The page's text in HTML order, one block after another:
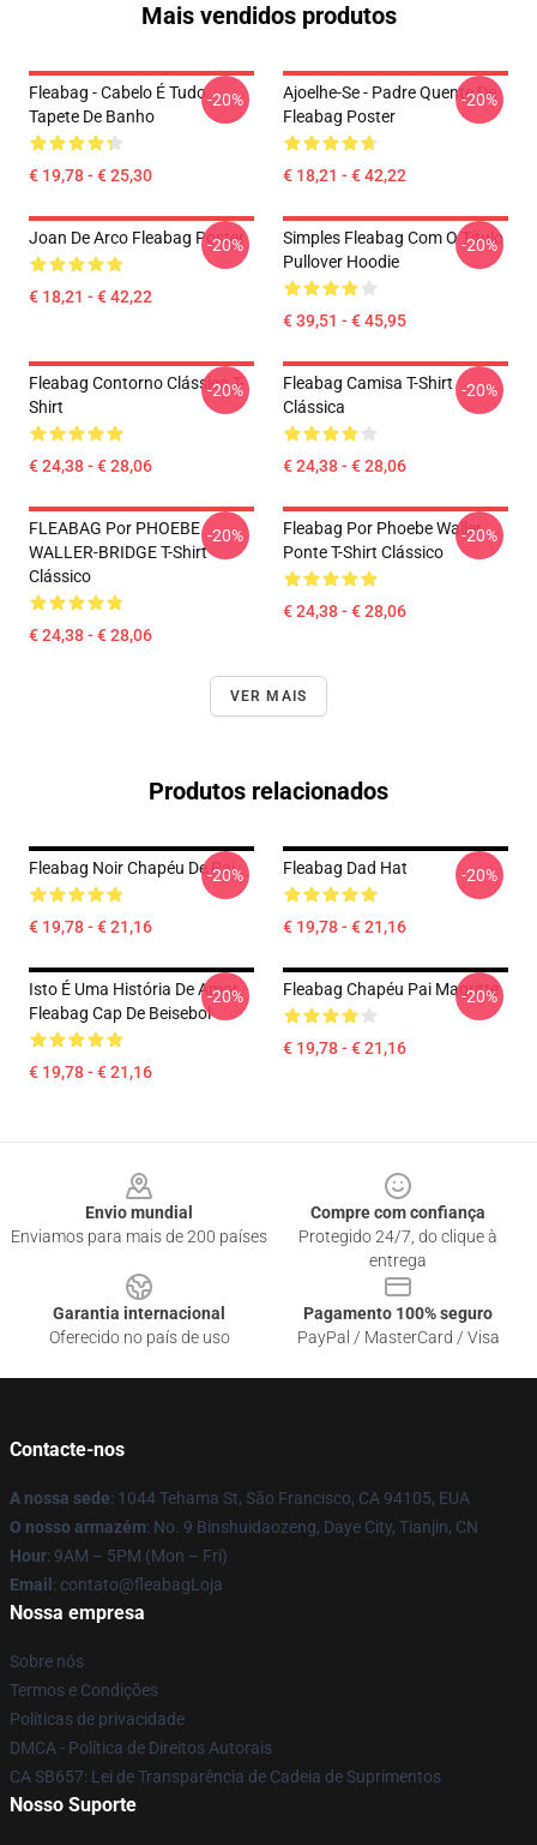
Mais vendidos produtos
Fleabag - Cabelo É Tudo
Tapete De Banho
€ 19,78 - € 25,30
-20%
Ajoelhe-Se - Padre Quente De
Fleabag Poster
€ 18,21 - € 42,22
-20%
Joan De Arco Fleabag Poster
€ 18,21 - € 42,22
-20%
Simples Fleabag Com O Título
Pullover Hoodie
€ 39,51 - € 45,95
-20%
Fleabag Contorno Clássico T-
Shirt
€ 24,38 - € 28,06
-20%
Fleabag Camisa T-Shirt
Clássica
€ 24,38 - € 28,06
-20%
FLEABAG Por PHOEBE
WALLER-BRIDGE T-Shirt
Clássico
€ 24,38 - € 28,06
-20%
Fleabag Por Phoebe Waller
Ponte T-Shirt Clássico
€ 24,38 - € 28,06
-20%
VER MAIS
Produtos relacionados
Fleabag Noir Chapéu De Pai
€ 19,78 - € 21,16
-20% Fleabag Dad Hat
€ 19,78 - € 21,16
-20%
Isto É Uma História De Amor.
Fleabag Cap De Beisebol
€ 19,78 - € 21,16
-20% Fleabag Chapéu Pai Magritte
€ 19,78 - € 21,16
-20%
Envio mundial
Enviamos para mais de 200 países
Compre com confiança
Protegido 24/7, do clique à
entrega
Garantia internacional
Oferecido no país de uso
Pagamento 100% seguro
PayPal / MasterCard / Visa
Contacte-nos
A nossa sede: 1044 Tehama St, São Francisco, CA 94105, EUA
O nosso armazém: No. 9 Binshuidaozeng, Daye City, Tianjin, CN
Hour: 9AM – 5PM (Mon – Fri)
Email : contato@fleabagLoja
Nossa empresa
Sobre nós
Termos e Condições
Políticas de privacidade
DMCA - Política de Direitos Autorais
CA SB657: Lei de Transparência de Cadeia de Suprimentos
Nosso Suporte